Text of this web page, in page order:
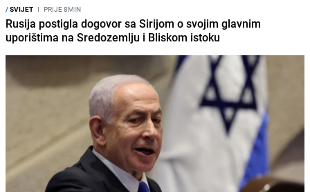
/SVIJET I PRIJE 8MIN
Rusija postigla dogovor sa Sirijom o svojim glavnim
uporištima na Sredozemlju i Bliskom istoku